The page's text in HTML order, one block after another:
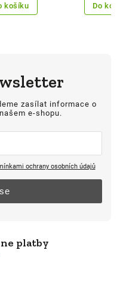
košíku Do
platby
zasílat informace o
e-shopu.
ochrany osobních údajů